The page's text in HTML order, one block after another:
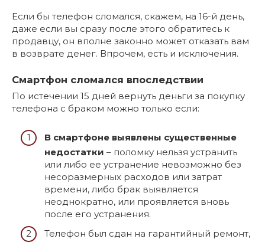
Если бы телефон сломался, скажем, на 16-й день,
даже если вы сразу после этого обратитесь к
продавцу, он вполне законно может отказать вам
в возврате денег. Впрочем, есть и исключения.
Смартфон сломался впоследствии
По истечении 15 дней вернуть деньги за покупку
телефона с браком можно только если:
В смартфоне выявлены существенные
недостатки – поломку нельзя устранить
или либо ее устранение невозможно без
несоразмерных расходов или затрат
времени, либо брак выявляется
неоднократно, или проявляется вновь
после его устранения.
Телефон был сдан на гарантийный ремонт,